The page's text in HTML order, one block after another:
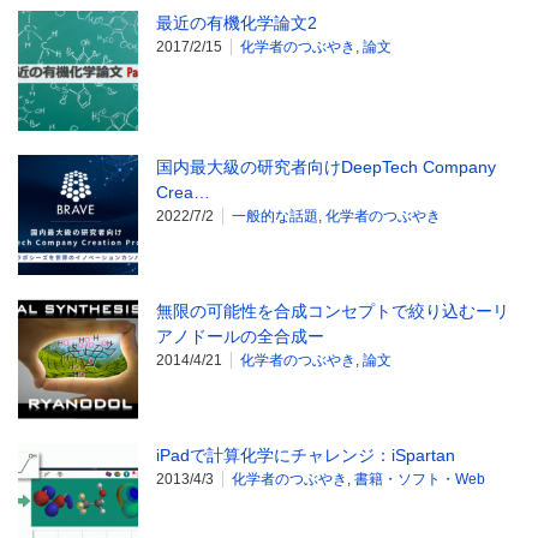
最近の有機化学論文2
2017/2/15 化学者のつぶやき , 論文
国内最大級の研究者向けDeepTech Company
Crea…
2022/7/2 一般的な話題, 化学者のつぶやき
無限の可能性を合成コンセプトで絞り込むーリ
アノドールの全合成ー
2014/4/21 化学者のつぶやき , 論文
iPadで計算化学にチャレンジ：iSpartan
2013/4/3 化学者のつぶやき , 書籍・ソフト・Web